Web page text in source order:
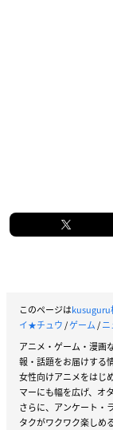
このページはkusuguru
イ★チュウ/ゲーム/ニ
アニメ・ゲーム・漫画
報・話題をお届けする
女性向けアニメをはじ
マーにも幅を広げ、オ
さらに、アンケート・
タクがワクワク楽しめ